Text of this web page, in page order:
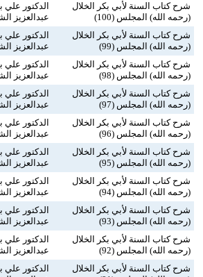
شرح كتاب السنة لأبي بكر الخلال
(رحمه الله) المجلس (100)
الدكتور علي
عبدالعزيز
شرح كتاب السنة لأبي بكر الخلال
(رحمه الله) المجلس (99)
الدكتور علي
عبدالعزيز
شرح كتاب السنة لأبي بكر الخلال
(رحمه الله) المجلس (98)
الدكتور علي
عبدالعزيز
شرح كتاب السنة لأبي بكر الخلال
(رحمه الله) المجلس (97)
الدكتور علي
عبدالعزيز
شرح كتاب السنة لأبي بكر الخلال
(رحمه الله) المجلس (96)
الدكتور علي
عبدالعزيز
شرح كتاب السنة لأبي بكر الخلال
(رحمه الله) المجلس (95)
الدكتور علي
عبدالعزيز
شرح كتاب السنة لأبي بكر الخلال
(رحمه الله) المجلس (94)
الدكتور علي
عبدالعزيز
شرح كتاب السنة لأبي بكر الخلال
(رحمه الله) المجلس (93)
الدكتور علي
عبدالعزيز
شرح كتاب السنة لأبي بكر الخلال
(رحمه الله) المجلس (92)
الدكتور علي
عبدالعزيز
شرح كتاب السنة لأبي بكر الخلال
الدكتور علي